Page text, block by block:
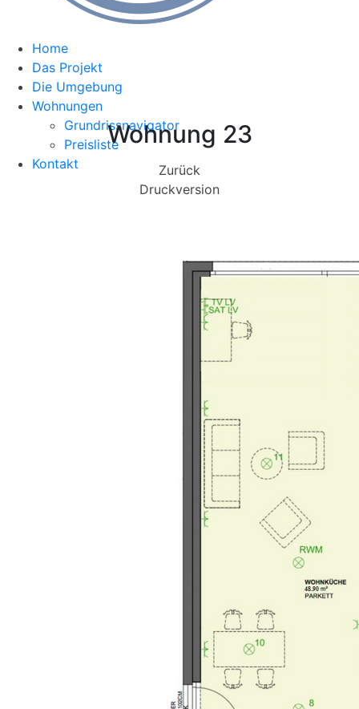
Home
Das Projekt
Die Umgebung
Wohnungen
Grundrissnavigator
Preisliste
Kontakt
Wohnung 23
Zurück
Druckversion